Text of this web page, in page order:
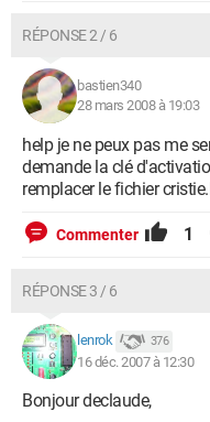
RÉPONSE 2 / 6
bastien340
28 mars 2008 à 19:03
help je ne peux pas me
demande la clé
remplacer le fichier
Commenter 1
RÉPONSE 3 / 6
lenrok 376
16 déc. 2007 à 12:30
Bonjour declaude,